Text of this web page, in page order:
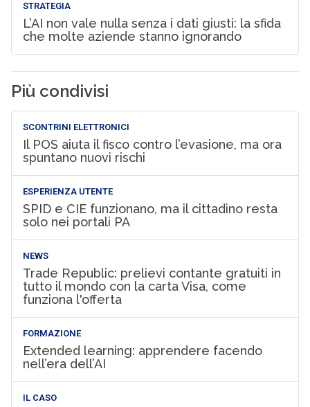
STRATEGIA
L’AI non vale nulla senza i dati giusti: la sfida
che molte aziende stanno ignorando
Più condivisi
SCONTRINI ELETTRONICI
Il POS aiuta il fisco contro l’evasione, ma ora
spuntano nuovi rischi
ESPERIENZA UTENTE
SPID e CIE funzionano, ma il cittadino resta
solo nei portali PA
NEWS
Trade Republic: prelievi contante gratuiti in
tutto il mondo con la carta Visa, come
funziona l'offerta
FORMAZIONE
Extended learning: apprendere facendo
nell’era dell’AI
IL CASO